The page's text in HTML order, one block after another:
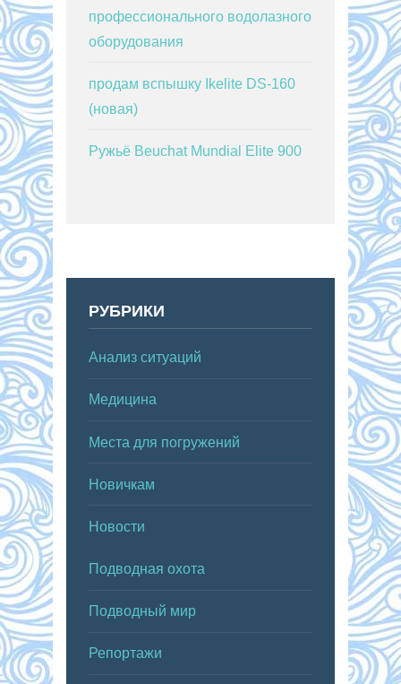
профессионального водолазного
оборудования
продам вспышку Ikelite DS-160
(новая)
Ружьё Beuchat Mundial Elite 900
РУБРИКИ
Анализ ситуаций
Медицина
Места для погружений
Новичкам
Новости
Подводная охота
Подводный мир
Репортажи